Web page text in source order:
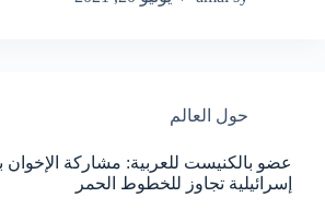
حول العالم
عضو بالكنيست للعربية: مشاركة الإخوان
إسرائيلية تجاوز للخطوط الحمر